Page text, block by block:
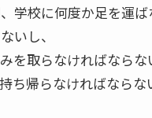
学校に何度か足を運ば
いし、
を取らなければならな
ち帰らなければならな